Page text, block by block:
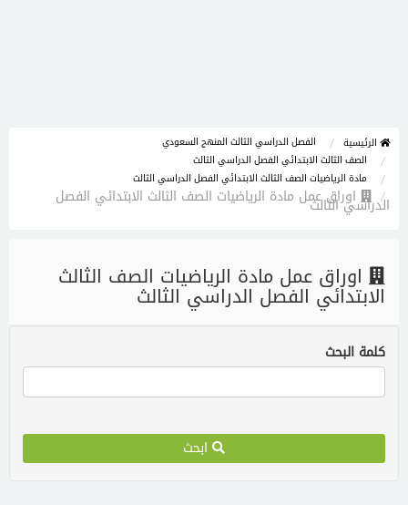
الرئيسية
الفصل الدراسي الثالث المنهج السعودي
الصف الثالث الابتدائي الفصل الدراسي الثالث
مادة الرياضيات الصف الثالث الابتدائي الفصل الدراسي الثالث
اوراق عمل مادة الرياضيات الصف الثالث الابتدائي الفصل
الدراسي الثالث
اوراق عمل مادة الرياضيات الصف الثالث
الابتدائي الفصل الدراسي الثالث
كلمة البحث
ابحث